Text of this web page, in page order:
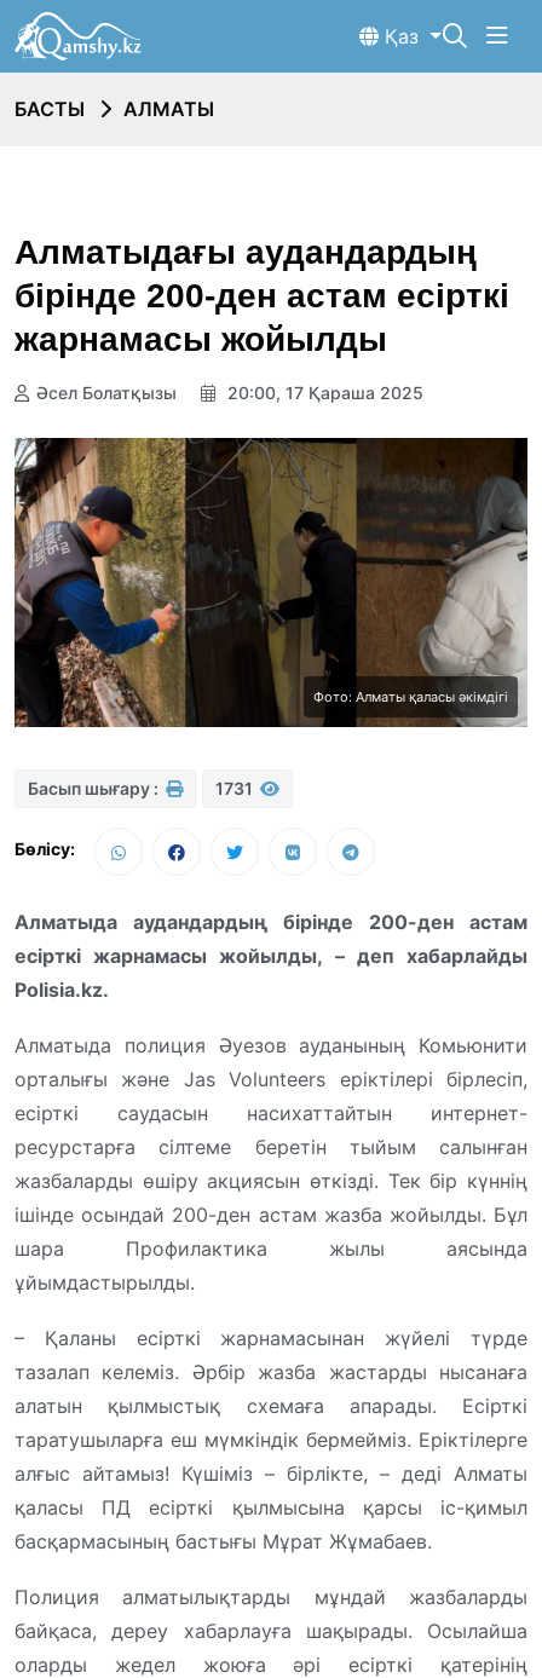
Қаз
БАСТЫ АЛМАТЫ
Алматыдағы аудандардың
бірінде 200-ден астам есірткі
жарнамасы жойылды
Әсел Болатқызы 20:00, 17 Қараша 2025
Фото: Алматы қаласы әкімдігі
Басып шығару : 1731
Бөлісу:
Алматыда аудандардың бірінде 200-ден астам
есірткі жарнамасы жойылды, – деп хабарлайды
Polisia.kz.
Алматыда полиция Әуезов ауданының Комьюнити
орталығы және Jas Volunteers еріктілері бірлесіп,
есірткі саудасын насихаттайтын интернет-
ресурстарға сілтеме беретін тыйым салынған
жазбаларды өшіру акциясын өткізді. Тек бір күннің
ішінде осындай 200-ден астам жазба жойылды. Бұл
шара Профилактика жылы аясында
ұйымдастырылды.
– Қаланы есірткі жарнамасынан жүйелі түрде
тазалап келеміз. Әрбір жазба жастарды нысанаға
алатын қылмыстық схемаға апарады. Есірткі
таратушыларға еш мүмкіндік бермейміз. Еріктілерге
алғыс айтамыз! Күшіміз – бірлікте, – деді Алматы
қаласы ПД есірткі қылмысына қарсы іс-қимыл
басқармасының бастығы Мұрат Жұмабаев.
Полиция алматылықтарды мұндай жазбаларды
байқаса, дереу хабарлауға шақырады. Осылайша
оларды жедел жоюға әрі есірткі қатерінің